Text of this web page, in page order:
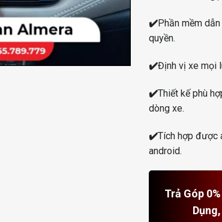
✔️Phần mềm
quyền.
✔️Định vị xe mọi
✔️Thiết kế phù
dòng xe.
✔️Tích hợp được
android.
Trả Góp